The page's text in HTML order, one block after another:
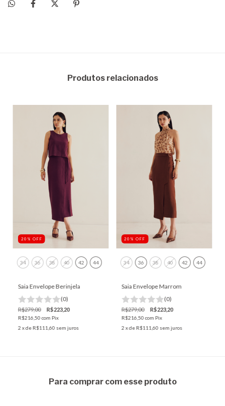
Produtos relacionados
20 % OFF
34 36 38 40 42 44
Saia Envelope Berinjela
(0)
R$279,00 R$223,20
R$216,50com Pix
2 x deR$111,60 sem juros
20 %OFF
34 36 38 40 42 44
Saia Envelope Marrom
(0)
R$279,00 R$223,20
R$216,50com Pix
2 x deR$111,60 sem juros
Para comprar com esse produto